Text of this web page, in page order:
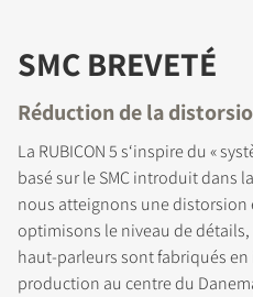
SMC BREVETÉ
Réduction de la
La RUBICON 5 s‘inspire du «
basé sur le SMC introduit dans la
nous atteignons une
optimisons le niveau de
haut-parleurs sont fabriqués
production au centre du